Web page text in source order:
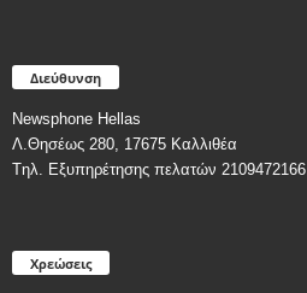
Διεύθυνση
Newsphone Hellas
Λ.Θησέως 280, 17675 Καλλιθέα
Tηλ. Εξυπηρέτησης πελατών 2109472166
Χρεώσεις